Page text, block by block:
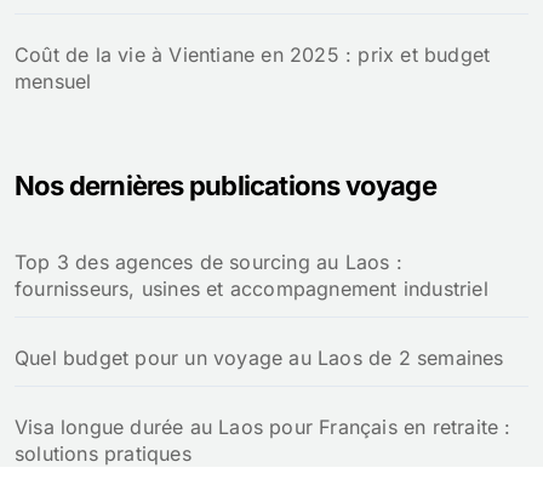
Coût de la vie à Vientiane en 2025 : prix et budget
mensuel
Nos dernières publications voyage
Top 3 des agences de sourcing au Laos :
fournisseurs, usines et accompagnement industriel
Quel budget pour un voyage au Laos de 2 semaines
Visa longue durée au Laos pour Français en retraite :
solutions pratiques